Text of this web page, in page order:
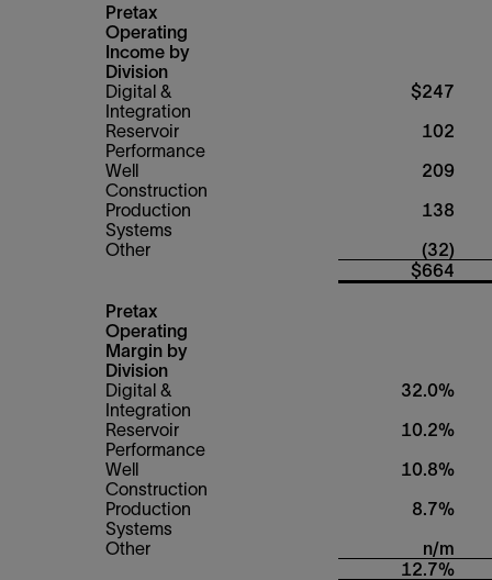
Pretax
Operating
Income by
Division
Digital &
Integration
$247
Reservoir
Performance
102
Well
Construction
209
Production
Systems
138
Other
(32)
$664
Pretax
Operating
Margin by
Division
Digital &
Integration
32.0%
Reservoir
Performance
10.2%
Well
Construction
10.8%
Production
Systems
8.7%
Other
n/m
12.7%